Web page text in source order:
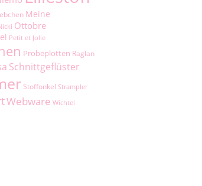
Meine
Ottobre
Petit et Jolie
Probeplotten Raglan
Schnittgeflüster
Stoffonkel Strampler
Webware Wichtel